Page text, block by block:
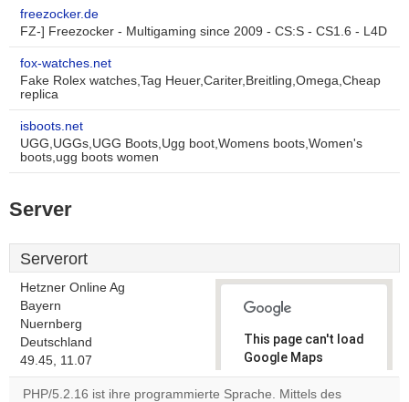
freezocker.de
FZ-] Freezocker - Multigaming since 2009 - CS:S - CS1.6 - L4D
fox-watches.net
Fake Rolex watches,Tag Heuer,Cariter,Breitling,Omega,Cheap
replica
isboots.net
UGG,UGGs,UGG Boots,Ugg boot,Womens boots,Women's
boots,ugg boots women
Server
Serverort
Hetzner Online Ag
Bayern
Nuernberg
Deutschland
49.45, 11.07
This page can't load
Google Maps
correctly.
PHP/5.2.16 ist ihre programmierte Sprache. Mittels des